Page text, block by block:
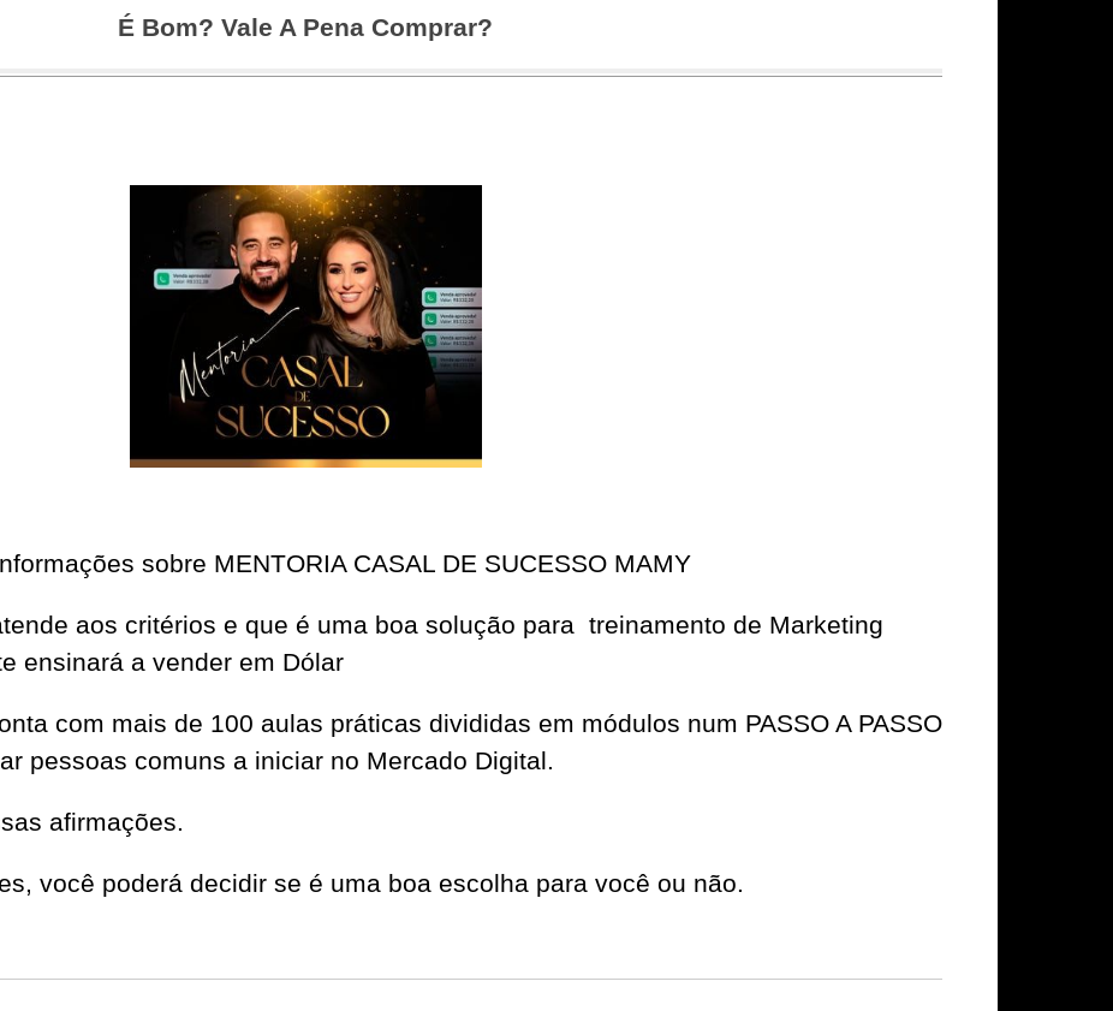
É Bom? Vale A Pena Comprar?
sobre MENTORIA CASAL DE SUCESSO MAMY
aos critérios e que é uma boa solução para treinamento de Marketing
ensinará a vender em Dólar
com mais de 100 aulas práticas divididas em módulos num PASSO A PASSO
pessoas comuns a iniciar no Mercado Digital.
afirmações.
você poderá decidir se é uma boa escolha para você ou não.